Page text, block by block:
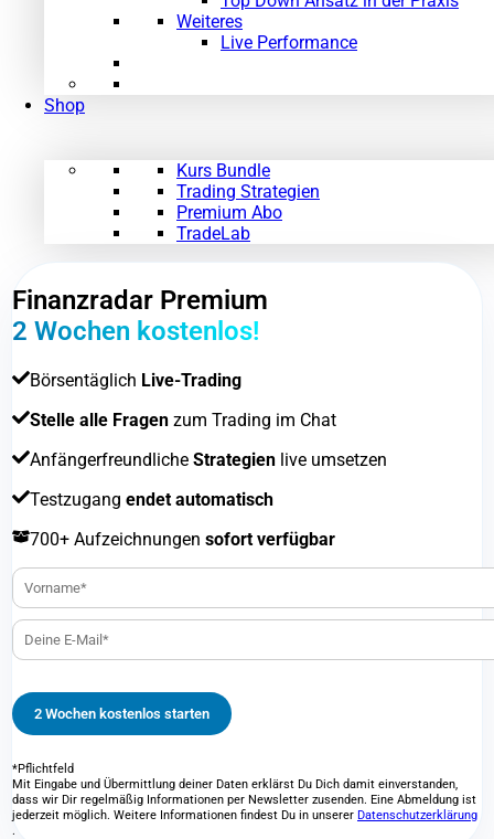
Weiteres
Live Performance
Shop
Kurs Bundle
Trading Strategien
Premium Abo
TradeLab
Finanzradar Premium
2 Wochen kostenlos!
Börsentäglich Live-Trading
Stelle alle Fragen zum Trading im Chat
Anfängerfreundliche Strategien live umsetzen
Testzugang endet automatisch
700+ Aufzeichnungen sofort verfügbar
*Pflichtfeld
Mit Eingabe und Übermittlung deiner Daten erklärst Du Dich damit einverstanden,
dass wir Dir regelmäßig Informationen per Newsletter zusenden. Eine Abmeldung ist
jederzeit möglich. Weitere Informationen findest Du in unserer Datenschutzerklärung
.